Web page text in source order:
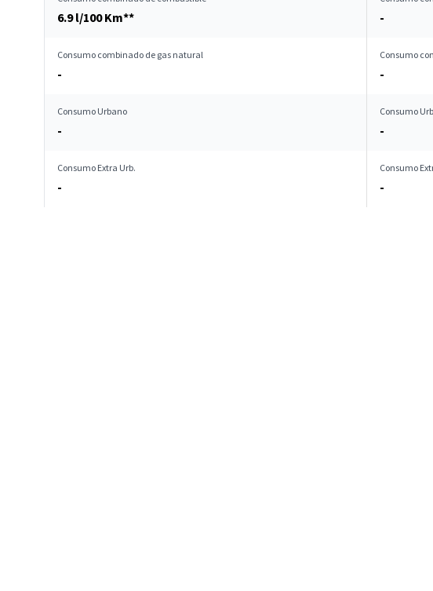
6.9 l/100 Km** -
Consumo combinado de gas natural
-
Consumo
-
Consumo Urbano
-
Consumo
-
Consumo Extra Urb.
-
Consumo
-